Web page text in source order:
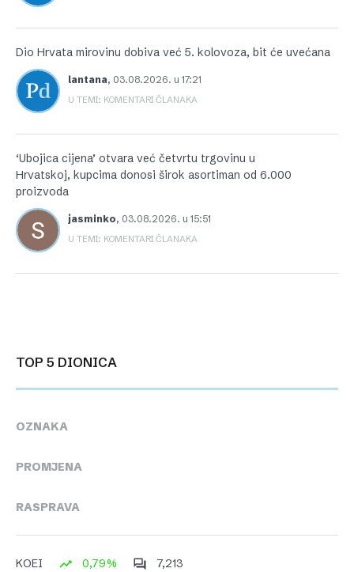
Dio Hrvata mirovinu dobiva već 5. kolovoza, bit će uvećana
lantana, 03.08.2026. u 17:21
U TEMI: KOMENTARI ČLANAKA
‘Ubojica cijena’ otvara već četvrtu trgovinu u
Hrvatskoj, kupcima donosi širok asortiman od 6.000
proizvoda
jasminko, 03.08.2026. u 15:51
U TEMI: KOMENTARI ČLANAKA
TOP 5 DIONICA
OZNAKA
PROMJENA
RASPRAVA
KOEI 0,79% 7,213